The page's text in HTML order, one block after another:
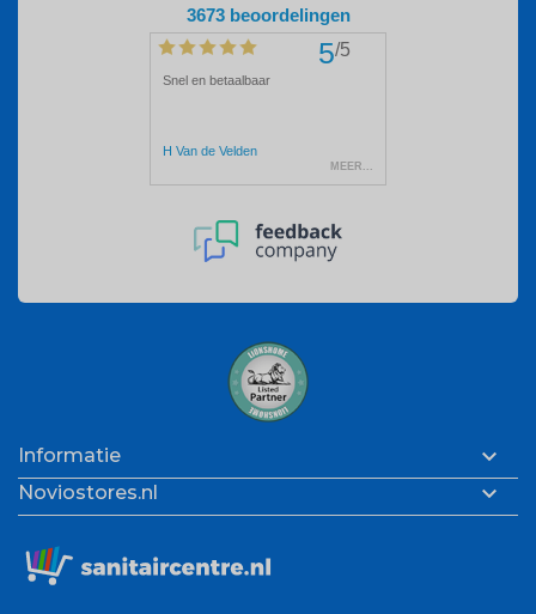
Informatie 
Noviostores.nl 